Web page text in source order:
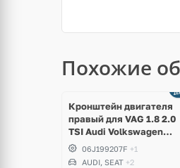
Похожие
Кронштейн двигателя
правый для VAG 1.8 2.0
TSI Audi Volkswagen
Skoda Seat
06J199207F +1
AUDI, SEAT +2